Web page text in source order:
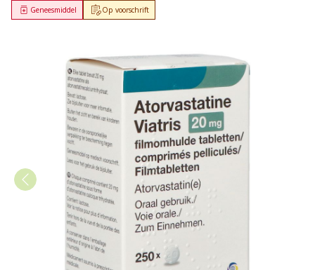
Op voorschrift
Geneesmiddel